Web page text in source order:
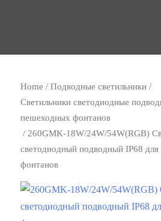
Home /Подводные светильники /
Светильники светодиодные
пешеходных фонтанов
/ 260GMK-18W/24W/54W(RGB)
светодиодный подводный IP68
фонтанов